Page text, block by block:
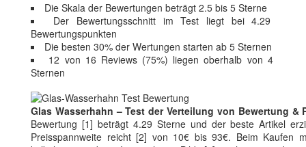
Die Skala der Bewertungen beträgt 2.5 bis 5 Sterne
Der Bewertungsschnitt im Test liegt bei 4.29
Bewertungspunkten
Die besten 30% der Wertungen starten ab 5 Sternen
12 von 16 Reviews (75%) liegen oberhalb von 4
Sternen
Glas Wasserhahn – Test der Verteilung von Bewertung &
Bewertung [1] beträgt 4.29 Sterne und der beste Artikel
Preisspannweite reicht [2] von 10€ bis 93€. Beim Kaufen